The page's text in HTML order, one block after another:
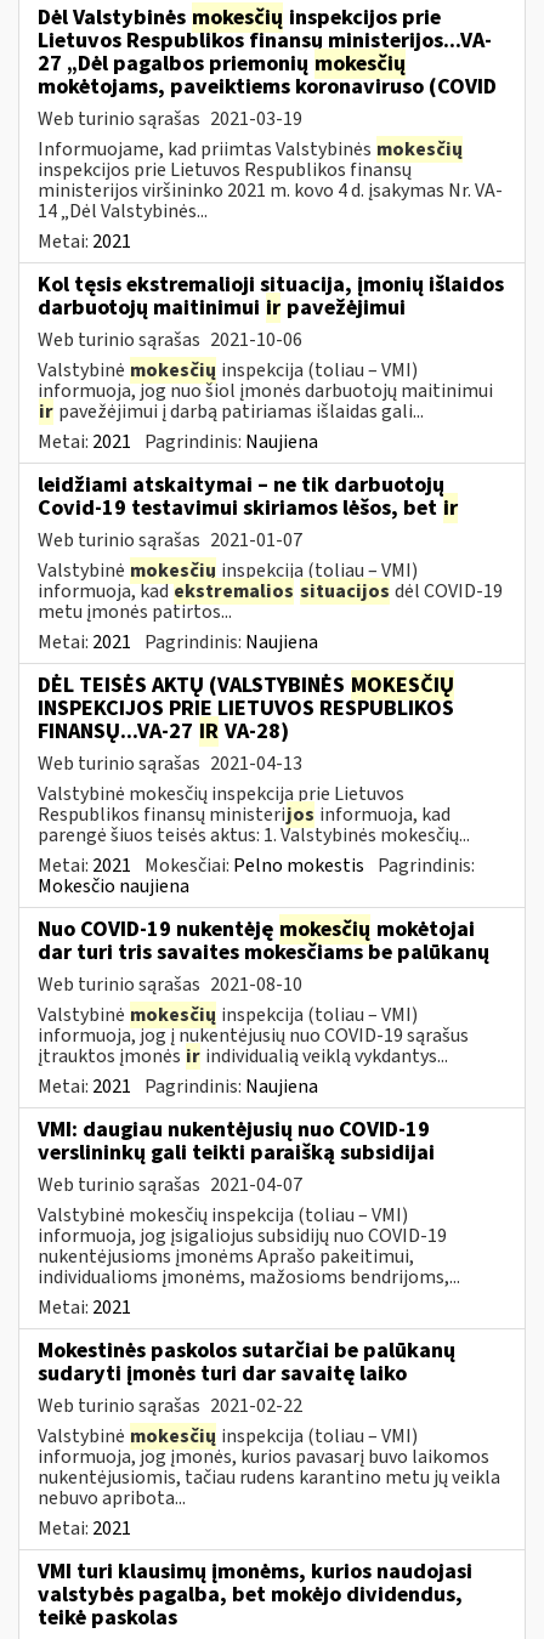
Dėl Valstybinės mokesčių inspekcijos prie
Lietuvos Respublikos finansų ministerijos...VA-
27 „Dėl pagalbos priemonių mokesčių
mokėtojams, paveiktiems koronaviruso (COVID
Web turinio sąrašas 2021-03-19
Informuojame, kad priimtas Valstybinės mokesčių
inspekcijos prie Lietuvos Respublikos finansų
ministerijos viršininko 2021 m. kovo 4 d. įsakymas Nr. VA-
14 „Dėl Valstybinės...
Metai: 2021
Kol tęsis ekstremalioji situacija, įmonių išlaidos
darbuotojų maitinimui ir pavežėjimui
Web turinio sąrašas 2021-10-06
Valstybinė mokesčių inspekcija (toliau – VMI)
informuoja, jog nuo šiol įmonės darbuotojų maitinimui
ir pavežėjimui į darbą patiriamas išlaidas gali...
Metai: 2021 Pagrindinis: Naujiena
leidžiami atskaitymai – ne tik darbuotojų
Covid-19 testavimui skiriamos lėšos, bet ir
Web turinio sąrašas 2021-01-07
Valstybinė mokesčių inspekcija (toliau – VMI)
informuoja, kadekstremalios situacijos dėl COVID-19
metu įmonės patirtos...
Metai: 2021 Pagrindinis: Naujiena
DĖL TEISĖS AKTŲ (VALSTYBINĖS MOKESČIŲ
INSPEKCIJOS PRIE LIETUVOS RESPUBLIKOS
FINANSŲ...VA-27 IR VA-28)
Web turinio sąrašas 2021-04-13
Valstybinė mokesčių inspekcija prie Lietuvos
Respublikos finansų ministerijos informuoja, kad
parengė šiuos teisės aktus: 1. Valstybinės mokesčių...
Metai: 2021 Mokesčiai: Pelno mokestis Pagrindinis:
Mokesčio naujiena
Nuo COVID-19 nukentėję mokesčių mokėtojai
dar turi tris savaites mokesčiams be palūkanų
Web turinio sąrašas 2021-08-10
Valstybinė mokesčių inspekcija (toliau – VMI)
informuoja, jog į nukentėjusių nuo COVID-19 sąrašus
įtrauktos įmonės ir individualią veiklą vykdantys...
Metai: 2021 Pagrindinis: Naujiena
VMI: daugiau nukentėjusių nuo COVID-19
verslininkų gali teikti paraišką subsidijai
Web turinio sąrašas 2021-04-07
Valstybinė mokesčių inspekcija (toliau – VMI)
informuoja, jog įsigaliojus subsidijų nuo COVID-19
nukentėjusioms įmonėms Aprašo pakeitimui,
individualioms įmonėms, mažosioms bendrijoms,...
Metai: 2021
Mokestinės paskolos sutarčiai be palūkanų
sudaryti įmonės turi dar savaitę laiko
Web turinio sąrašas 2021-02-22
Valstybinė mokesčių inspekcija (toliau – VMI)
informuoja, jog įmonės, kurios pavasarį buvo laikomos
nukentėjusiomis, tačiau rudens karantino metu jų veikla
nebuvo apribota...
Metai: 2021
VMI turi klausimų įmonėms, kurios naudojasi
valstybės pagalba, bet mokėjo dividendus,
teikė paskolas